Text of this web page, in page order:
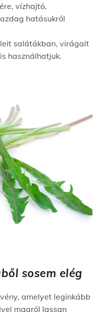
vízhajtó,
hatásukról
salátákban, virágait
használhatjuk.
sosem elég
amelyet leginkább
magról lassan